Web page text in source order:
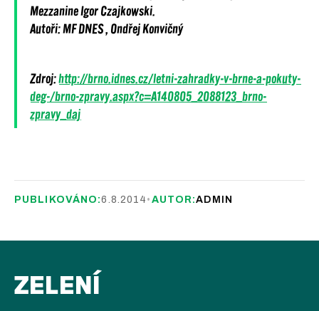
Mezzanine Igor Czajkowski.
Autoři: MF DNES , Ondřej Konvičný
Zdroj:http://brno.idnes.cz/letni-zahradky-v-brne-a-pokuty-
deg-/brno-zpravy.aspx?c=A140805_2088123_brno-
zpravy_daj
PUBLIKOVÁNO:6.8.2014 • AUTOR:ADMIN
ZELENÍ